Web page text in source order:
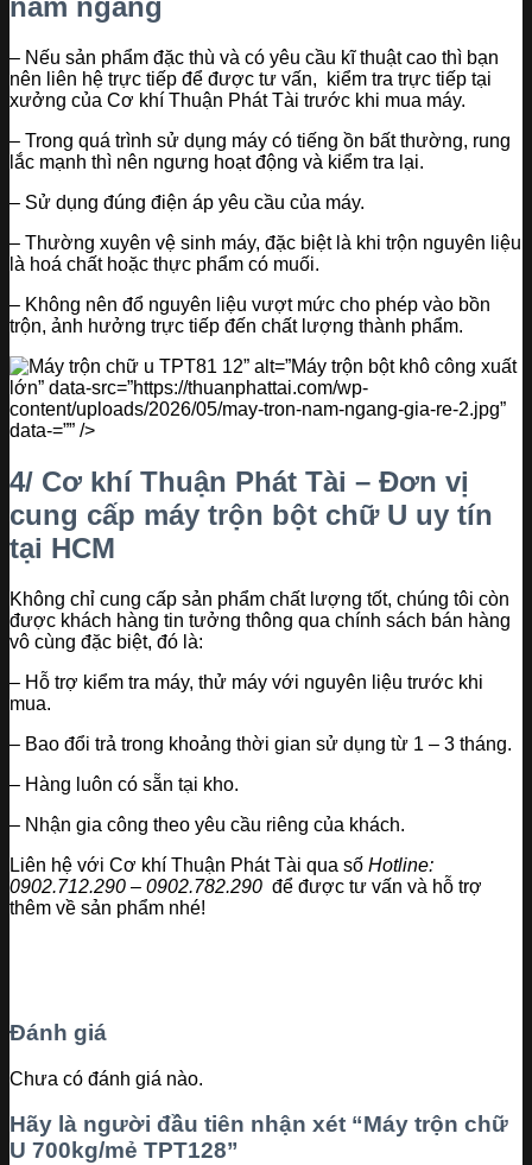
nằm ngang
– Nếu sản phẩm đặc thù và có yêu cầu kĩ thuật cao thì bạn
nên liên hệ trực tiếp để được tư vấn, kiểm tra trực tiếp tại
xưởng của Cơ khí Thuận Phát Tài trước khi mua máy.
– Trong quá trình sử dụng máy có tiếng ồn bất thường, rung
lắc mạnh thì nên ngưng hoạt động và kiểm tra lại.
– Sử dụng đúng điện áp yêu cầu của máy.
– Thường xuyên vệ sinh máy, đặc biệt là khi trộn nguyên liệu
là hoá chất hoặc thực phẩm có muối.
– Không nên đổ nguyên liệu vượt mức cho phép vào bồn
trộn, ảnh hưởng trực tiếp đến chất lượng thành phẩm.
” alt=”Máy trộn bột khô công xuất
lớn” data-src=”https://thuanphattai.com/wp-
content/uploads/2026/05/may-tron-nam-ngang-gia-re-2.jpg”
data-=”” />
4/ Cơ khí Thuận Phát Tài – Đơn vị
cung cấp máy trộn bột chữ U uy tín
tại HCM
Không chỉ cung cấp sản phẩm chất lượng tốt, chúng tôi còn
được khách hàng tin tưởng thông qua chính sách bán hàng
vô cùng đặc biệt, đó là:
– Hỗ trợ kiểm tra máy, thử máy với nguyên liệu trước khi
mua.
– Bao đổi trả trong khoảng thời gian sử dụng từ 1 – 3 tháng.
– Hàng luôn có sẵn tại kho.
– Nhận gia công theo yêu cầu riêng của khách.
Liên hệ với Cơ khí Thuận Phát Tài qua số Hotline:
0902.712.290 – 0902.782.290 để được tư vấn và hỗ trợ
thêm về sản phẩm nhé!
Đánh giá
Chưa có đánh giá nào.
Hãy là người đầu tiên nhận xét “Máy trộn chữ
U 700kg/mẻ TPT128”